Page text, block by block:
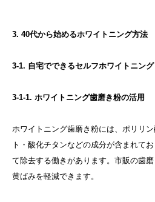
3. 40代から始めるホワイトニング方法
3-1. 自宅でできるセルフホワイトニング
3-1-1. ホワイトニング歯磨き粉の活用
ホワイトニング歯磨き粉には、ポリリ
ト・酸化チタンなどの成分が含まれて
て除去する働きがあります。市販の歯
黄ばみを軽減できます。